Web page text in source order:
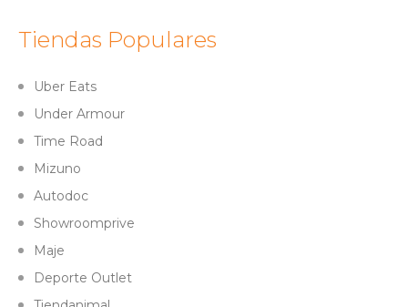
Tiendas Populares
Uber Eats
Under Armour
Time Road
Mizuno
Autodoc
Showroomprive
Maje
Deporte Outlet